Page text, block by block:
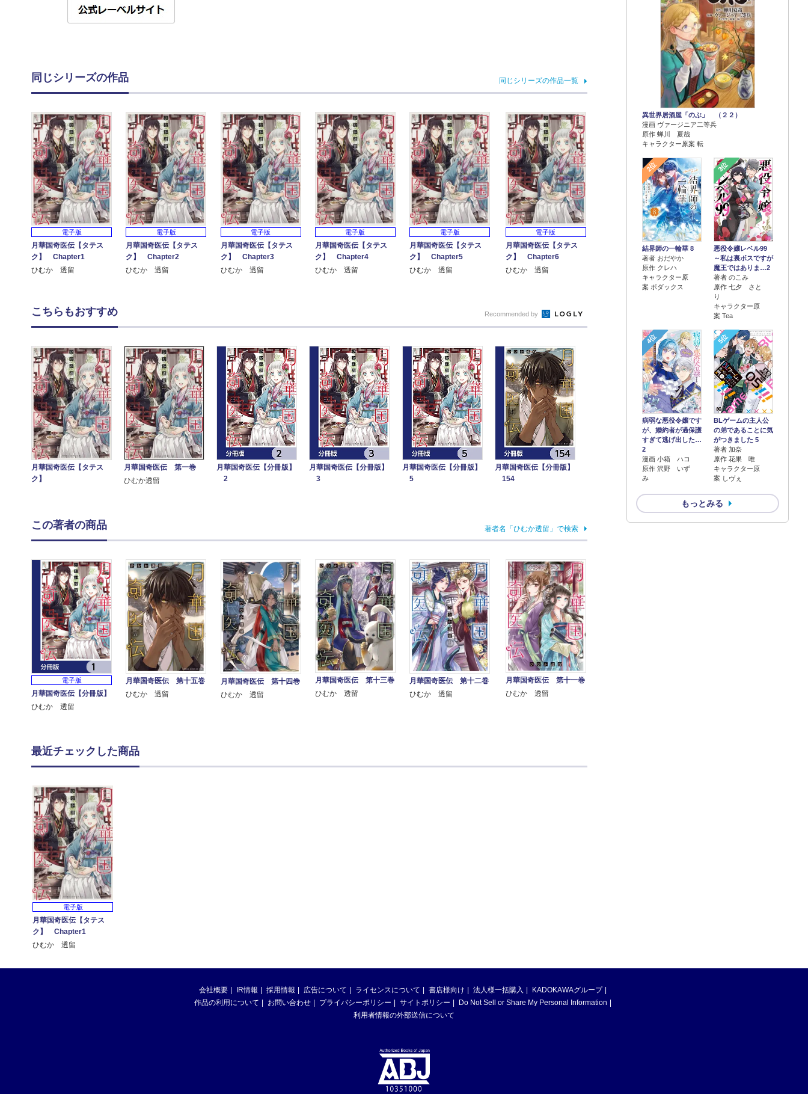
同じシリーズの作品 同じシリーズの作品一覧
電子版
月華国奇医伝【タテス
ク】 Chapter1
ひむか 透留
電子版
月華国奇医伝【タテス
ク】 Chapter2
ひむか 透留
電子版
月華国奇医伝【タテス
ク】 Chapter3
ひむか 透留
電子版
月華国奇医伝【タテス
ク】 Chapter4
ひむか 透留
電子版
月華国奇医伝【タテス
ク】 Chapter5
ひむか 透留
電子版
月華国奇医伝【タテス
ク】 Chapter6
ひむか 透留
異世界居酒屋「のぶ」 （２２）
漫画 ヴァージニア二等兵
原作 蝉川 夏哉
キャラクター原案 転
2位
結界師の一輪華 8
著者 おだやか
原作 クレハ
キャラクター原
案 ボダックス
3位
悪役令嬢レベル99
～私は裏ボスですが
魔王ではありま…2
著者 のこみ
原作 七夕 さと
り
キャラクター原
案 Tea
4位
病弱な悪役令嬢です
が、婚約者が過保護
すぎて逃げ出した…
2
漫画 小箱 ハコ
原作 沢野 いず
み
5位
BLゲームの主人公
の弟であることに気
がつきました 5
著者 加奈
原作 花果 唯
キャラクター原
案 しヴぇ
もっとみる
こちらもおすすめ Recommended by
月華国奇医伝【タテス
ク】
月華国奇医伝 第一巻
ひむか透留
月華国奇医伝【分冊版】
2
月華国奇医伝【分冊版】
3
月華国奇医伝【分冊版】
5
月華国奇医伝【分冊版】
154
この著者の商品 著者名「ひむか透留」で検索
電子版
月華国奇医伝【分冊版】
ひむか 透留
月華国奇医伝 第十五巻
ひむか 透留
月華国奇医伝 第十四巻
ひむか 透留
月華国奇医伝 第十三巻
ひむか 透留
月華国奇医伝 第十二巻
ひむか 透留
月華国奇医伝 第十一巻
ひむか 透留
最近チェックした商品
電子版
月華国奇医伝【タテス
ク】 Chapter1
ひむか 透留
会社概要 IR情報 採用情報 広告について ライセンスについて 書店様向け 法人様一括購入
KADOKAWAグループ
作品の利用について
お問い合わせ プライバシーポリシー サイトポリシー
Do Not Sell or Share My Personal Information
利用者情報の外部送信について